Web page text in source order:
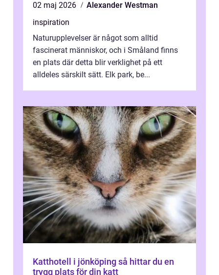
02 maj 2026
Alexander Westman
inspiration
Naturupplevelser är något som alltid
fascinerat människor, och i Småland finns
en plats där detta blir verklighet på ett
alldeles särskilt sätt. Elk park, be...
Katthotell i jönköping så hittar du en
trygg plats för din katt